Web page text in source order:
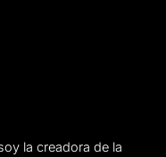
la creadora de la